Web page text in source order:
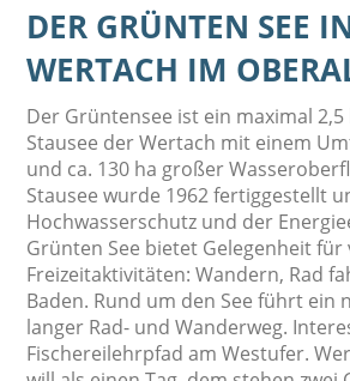
DER GRÜNTEN SEE
WERTACH IM
Der Grüntensee ist ein maximal
Stausee der Wertach mit einem
und ca. 130 ha großer
Stausee wurde 1962 fertiggestellt
Hochwasserschutz und der
Grünten See bietet Gelegenheit für
Freizeitaktivitäten: Wandern, Rad
Baden. Rund um den See führt ein
langer Rad- und Wanderweg.
Fischereilehrpfad am Westufer.